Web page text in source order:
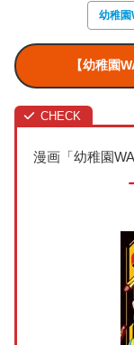
幼稚園
【幼稚園
漫画「幼稚園